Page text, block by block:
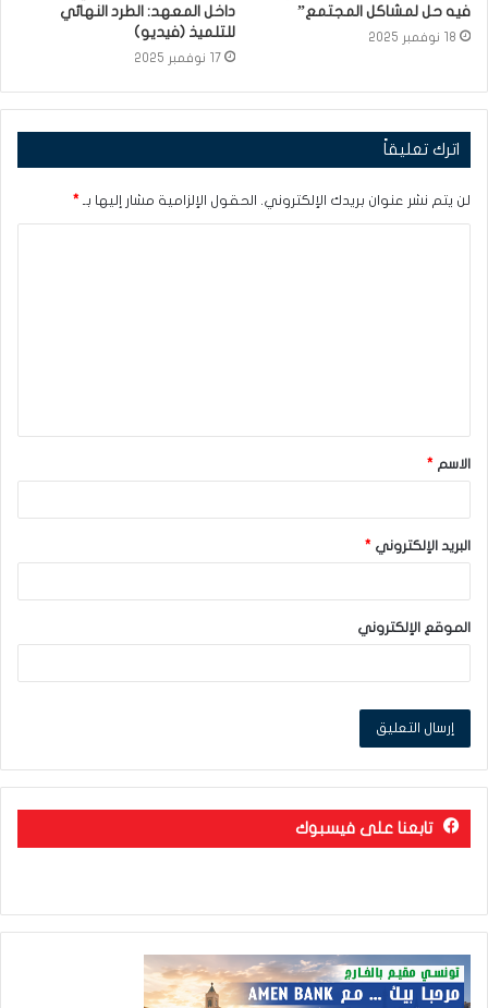
فيه حل لمشاكل المجتمع”
18 نوفمبر 2025
داخل المعهد: الطرد النهائي
للتلميذ (فيديو)
17 نوفمبر 2025
اترك تعليقاً
لن يتم نشر عنوان بريدك الإلكتروني. الحقول الإلزامية مشار إليها بـ *
ق
*
الاسم *
البريد الإلكتروني *
الموقع الإلكتروني
تابعنا على فيسبوك